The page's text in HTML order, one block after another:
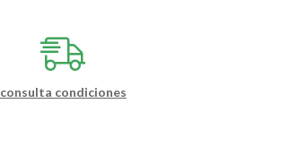
consulta condiciones